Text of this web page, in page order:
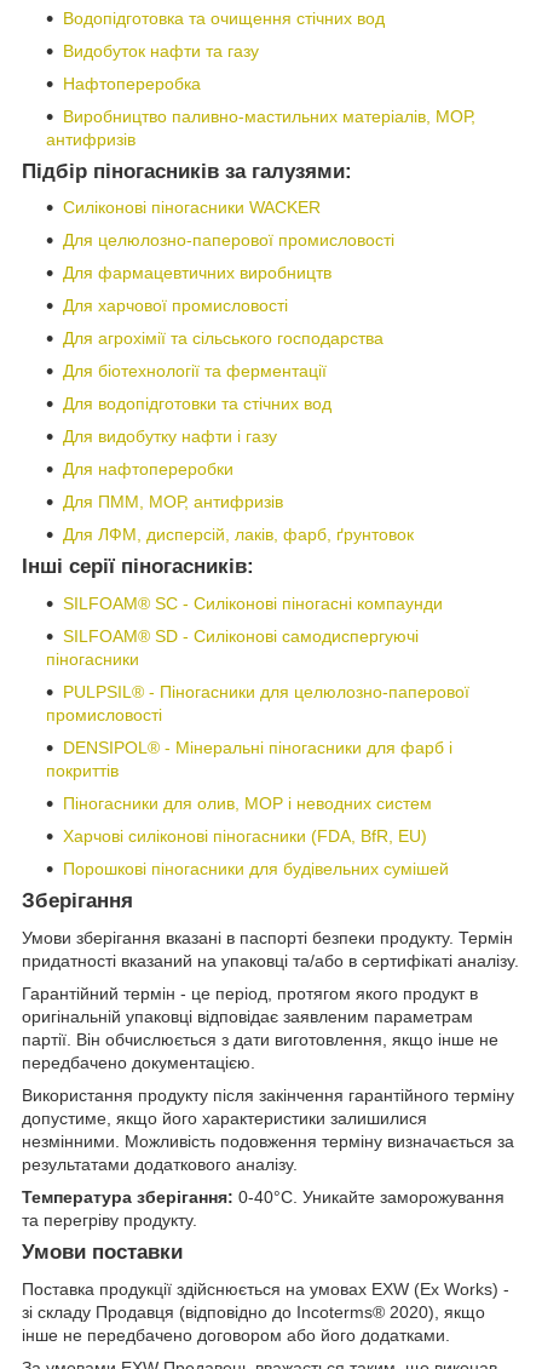
Водопідготовка та очищення стічних вод
Видобуток нафти та газу
Нафтопереробка
Виробництво паливно-мастильних матеріалів, МОР,
антифризів
Підбір піногасників за галузями:
Силіконові піногасники WACKER
Для целюлозно-паперової промисловості
Для фармацевтичних виробництв
Для харчової промисловості
Для агрохімії та сільського господарства
Для біотехнології та ферментації
Для водопідготовки та стічних вод
Для видобутку нафти і газу
Для нафтопереробки
Для ПММ, МОР, антифризів
Для ЛФМ, дисперсій, лаків, фарб, ґрунтовок
Інші серії піногасників:
SILFOAM® SC - Силіконові піногасні компаунди
SILFOAM® SD - Силіконові самодиспергуючі
піногасники
PULPSIL® - Піногасники для целюлозно-паперової
промисловості
DENSIPOL® - Мінеральні піногасники для фарб і
покриттів
Піногасники для олив, МОР і неводних систем
Харчові силіконові піногасники (FDA, BfR, EU)
Порошкові піногасники для будівельних сумішей
Зберігання
Умови зберігання вказані в паспорті безпеки продукту. Термін
придатності вказаний на упаковці та/або в сертифікаті аналізу.
Гарантійний термін - це період, протягом якого продукт в
оригінальній упаковці відповідає заявленим параметрам
партії. Він обчислюється з дати виготовлення, якщо інше не
передбачено документацією.
Використання продукту після закінчення гарантійного терміну
допустиме, якщо його характеристики залишилися
незмінними. Можливість подовження терміну визначається за
результатами додаткового аналізу.
Температура зберігання: 0-40°C. Уникайте заморожування
та перегріву продукту.
Умови поставки
Поставка продукції здійснюється на умовах EXW (Ex Works) -
зі складу Продавця (відповідно до Incoterms® 2020), якщо
інше не передбачено договором або його додатками.